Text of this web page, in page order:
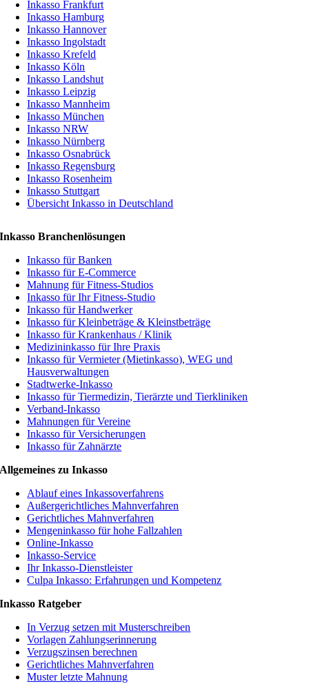
Inkasso Frankfurt
Inkasso Hamburg
Inkasso Hannover
Inkasso Ingolstadt
Inkasso Krefeld
Inkasso Köln
Inkasso Landshut
Inkasso Leipzig
Inkasso Mannheim
Inkasso München
Inkasso NRW
Inkasso Nürnberg
Inkasso Osnabrück
Inkasso Regensburg
Inkasso Rosenheim
Inkasso Stuttgart
Übersicht Inkasso in Deutschland
Inkasso Branchenlösungen
Inkasso für Banken
Inkasso für E-Commerce
Mahnung für Fitness-Studios
Inkasso für Ihr Fitness-Studio
Inkasso für Handwerker
Inkasso für Kleinbeträge & Kleinstbeträge
Inkasso für Krankenhaus / Klinik
Medizininkasso für Ihre Praxis
Inkasso für Vermieter (Mietinkasso), WEG und
Hausverwaltungen
Stadtwerke-Inkasso
Inkasso für Tiermedizin, Tierärzte und Tierkliniken
Verband-Inkasso
Mahnungen für Vereine
Inkasso für Versicherungen
Inkasso für Zahnärzte
Allgemeines zu Inkasso
Ablauf eines Inkassoverfahrens
Außergerichtliches Mahnverfahren
Gerichtliches Mahnverfahren
Mengeninkasso für hohe Fallzahlen
Online-Inkasso
Inkasso-Service
Ihr Inkasso-Dienstleister
Culpa Inkasso: Erfahrungen und Kompetenz
Inkasso Ratgeber
In Verzug setzen mit Musterschreiben
Vorlagen Zahlungserinnerung
Verzugszinsen berechnen
Gerichtliches Mahnverfahren
Muster letzte Mahnung